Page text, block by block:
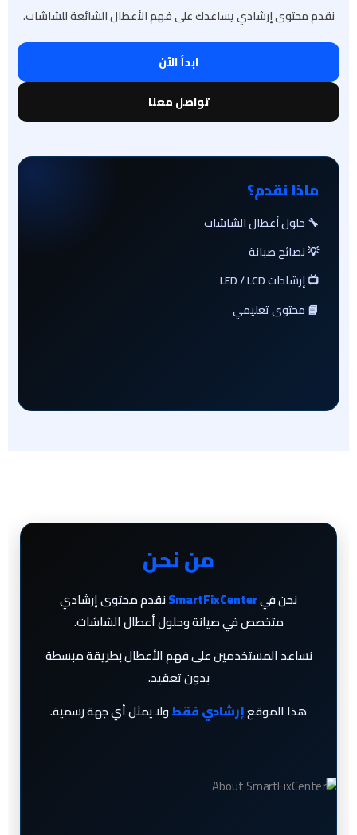
من نحن
نحن فيSmartFixCenterنقدم محتوى إرشادي
متخصص في صيانة وحلول أعطال الشاشات.
نساعد المستخدمين على فهم الأعطال بطريقة مبسطة
بدون تعقيد.
هذا الموقعإرشادي فقطولا يمثل أي جهة رسمية.